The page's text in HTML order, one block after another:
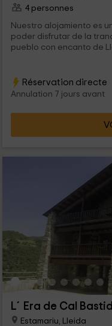
4 personnes
Nuestro alojamiento es
poder disfrutar de la
pueblo con encanto de
Réservation directe
Annulation 7 jours avant
L´Era de Cal
Estamariu, Lleida